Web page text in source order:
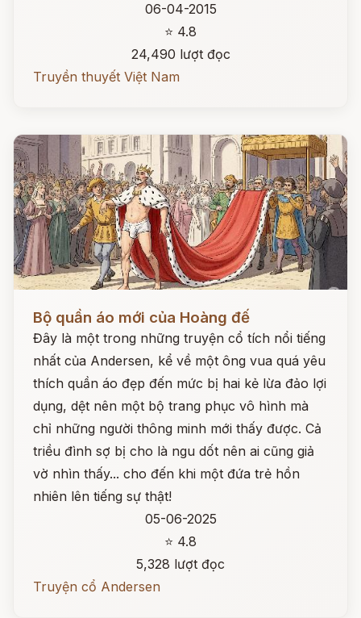
06-04-2015
⭐ 4.8
24,490 lượt đọc
Truyền thuyết Việt Nam
Bộ quần áo mới của Hoàng đế
Đây là một trong những truyện cổ tích nổi tiếng
nhất của Andersen, kể về một ông vua quá yêu
thích quần áo đẹp đến mức bị hai kẻ lừa đảo lợi
dụng, dệt nên một bộ trang phục vô hình mà
chỉ những người thông minh mới thấy được. Cả
triều đình sợ bị cho là ngu dốt nên ai cũng giả
vờ nhìn thấy... cho đến khi một đứa trẻ hồn
nhiên lên tiếng sự thật!
05-06-2025
⭐ 4.8
5,328 lượt đọc
Truyện cổ Andersen